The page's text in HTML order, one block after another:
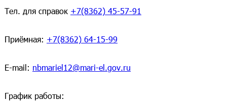
Тел. для справок +7(8362) 45-57-91
Приёмная: +7(8362) 64-15-99
E-mail: nbmariel12@mari-el.gov.ru
График работы: